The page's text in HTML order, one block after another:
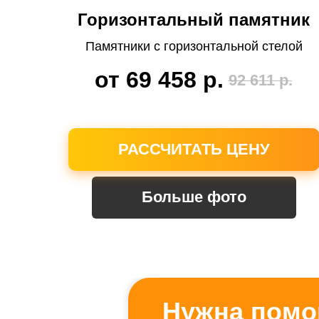
Горизонтальный памятник
Памятники с горизонтальной стелой
от 69 458 р. 92 611 р.
РАССЧИТАТЬ ЦЕНУ
Больше фото
Нужна